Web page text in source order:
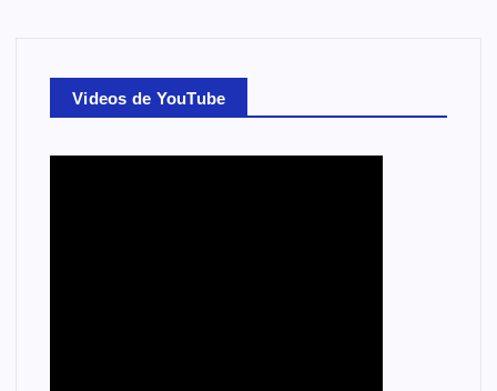
Videos de YouTube